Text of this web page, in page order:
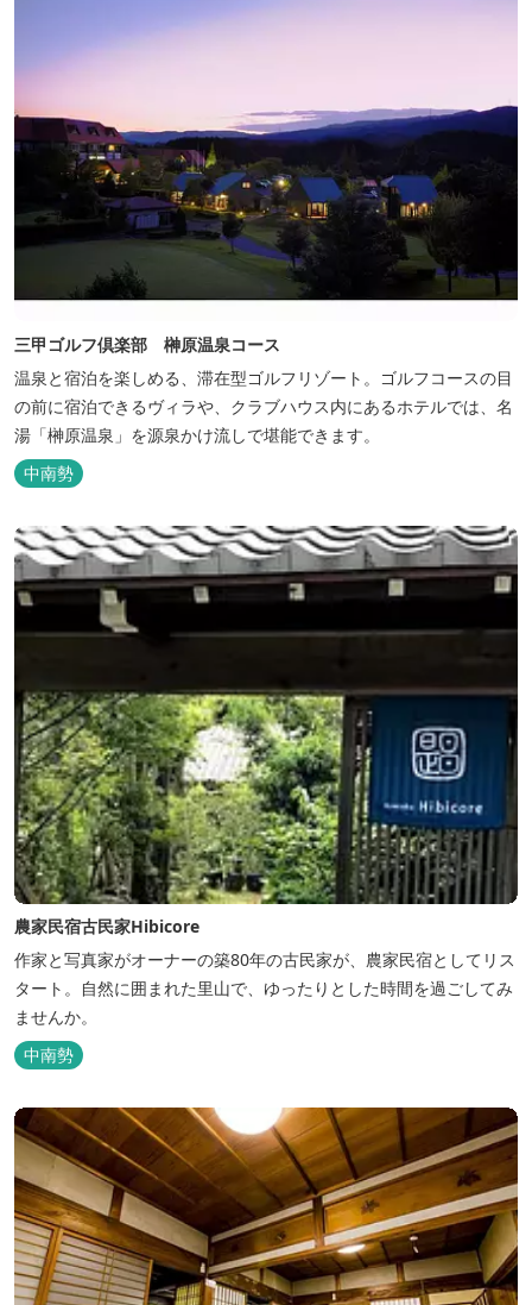
三甲ゴルフ倶楽部 榊原温泉コース
温泉と宿泊を楽しめる、滞在型ゴルフリゾート。ゴルフコースの目
の前に宿泊できるヴィラや、クラブハウス内にあるホテルでは、名
湯「榊原温泉」を源泉かけ流しで堪能できます。
中南勢
農家民宿古民家Hibicore
作家と写真家がオーナーの築80年の古民家が、農家民宿としてリス
タート。自然に囲まれた里山で、ゆったりとした時間を過ごしてみ
ませんか。
中南勢